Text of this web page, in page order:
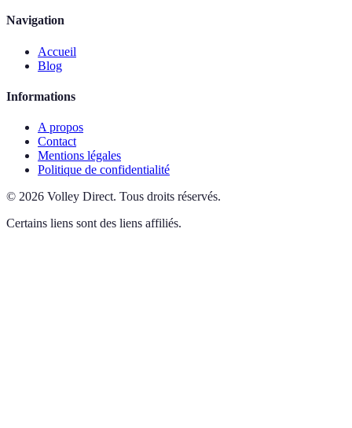
Navigation
Accueil
Blog
Informations
A propos
Contact
Mentions légales
Politique de confidentialité
© 2026 Volley Direct. Tous droits réservés.
Certains liens sont des liens affiliés.